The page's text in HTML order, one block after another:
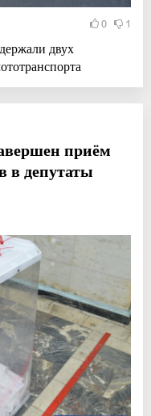
0 1
двух
приём
в депутаты